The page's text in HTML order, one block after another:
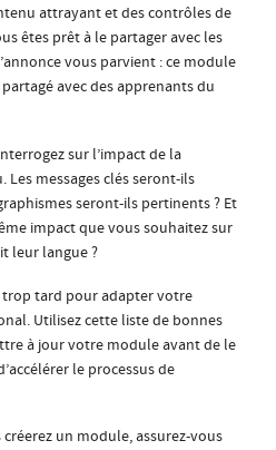
attrayant et des contrôles de
êtes prêt à le partager avec les
vous parvient : ce module
avec des apprenants du
sur l’impact de la
messages clés seront-ils
seront-ils pertinents ? Et
impact que vous souhaitez sur
leur langue ?
trop tard pour adapter votre
Utilisez cette liste de bonnes
à jour votre module avant de le
le processus de
un module, assurez-vous